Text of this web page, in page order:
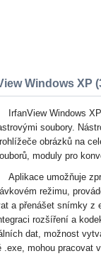
Windows XP
IrfanView Windows
soubory.
obrázků na
moduly pro
Aplikace umožňuje
režimu,
a přenášet snímky z
rozšíření a
dat, možnost
.exe, mohou pracovat